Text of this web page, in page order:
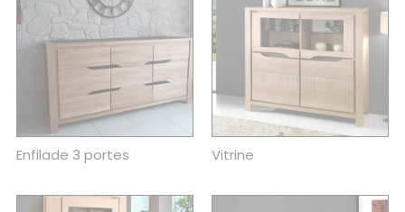
Enfilade 3 portes Vitrine